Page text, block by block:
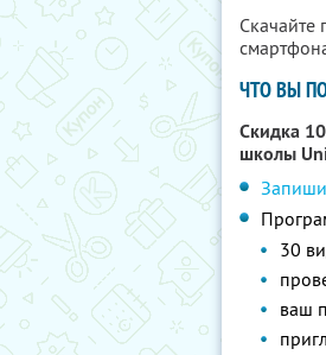
ЧТО ВЫ
Скидка
школы
30
ваш